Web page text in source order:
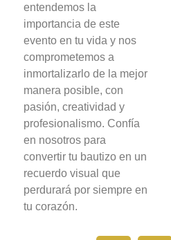
entendemos la
importancia de este
evento en tu vida y nos
comprometemos a
inmortalizarlo de la mejor
manera posible, con
pasión, creatividad y
profesionalismo. Confía
en nosotros para
convertir tu bautizo en un
recuerdo visual que
perdurará por siempre en
tu corazón.